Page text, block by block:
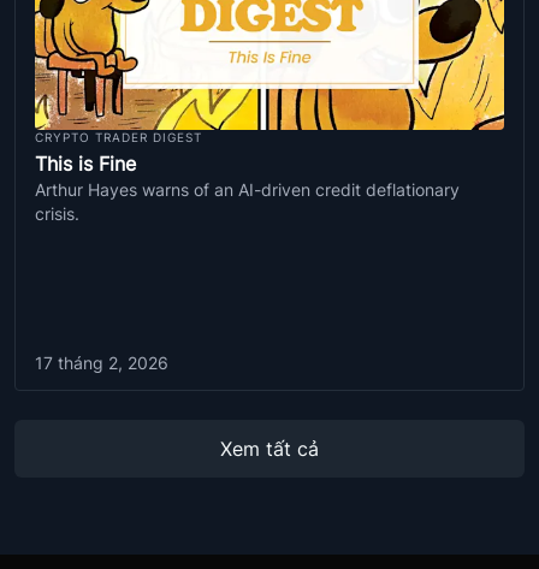
CRYPTO TRADER DIGEST
This is Fine
Arthur Hayes warns of an AI-driven credit deflationary
crisis.
17 tháng 2, 2026
Xem tất cả